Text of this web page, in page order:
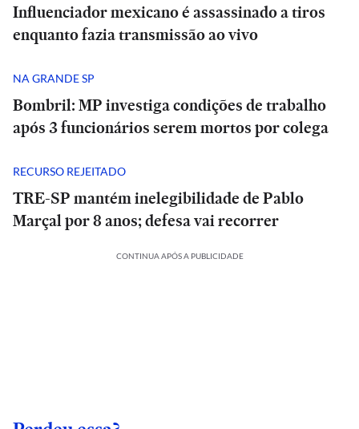
Influenciador mexicano é assassinado a tiros
enquanto fazia transmissão ao vivo
NA GRANDE SP
Bombril: MP investiga condições de trabalho
após 3 funcionários serem mortos por colega
RECURSO REJEITADO
TRE-SP mantém inelegibilidade de Pablo
Marçal por 8 anos; defesa vai recorrer
CONTINUA APÓS A PUBLICIDADE